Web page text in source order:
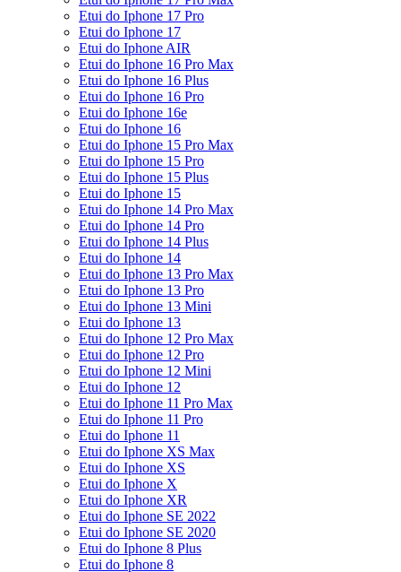
Etui do Iphone 17 Pro
Etui do Iphone 17
Etui do Iphone AIR
Etui do Iphone 16 Pro Max
Etui do Iphone 16 Plus
Etui do Iphone 16 Pro
Etui do Iphone 16e
Etui do Iphone 16
Etui do Iphone 15 Pro Max
Etui do Iphone 15 Pro
Etui do Iphone 15 Plus
Etui do Iphone 15
Etui do Iphone 14 Pro Max
Etui do Iphone 14 Pro
Etui do Iphone 14 Plus
Etui do Iphone 14
Etui do Iphone 13 Pro Max
Etui do Iphone 13 Pro
Etui do Iphone 13 Mini
Etui do Iphone 13
Etui do Iphone 12 Pro Max
Etui do Iphone 12 Pro
Etui do Iphone 12 Mini
Etui do Iphone 12
Etui do Iphone 11 Pro Max
Etui do Iphone 11 Pro
Etui do Iphone 11
Etui do Iphone XS Max
Etui do Iphone XS
Etui do Iphone X
Etui do Iphone XR
Etui do Iphone SE 2022
Etui do Iphone SE 2020
Etui do Iphone 8 Plus
Etui do Iphone 8